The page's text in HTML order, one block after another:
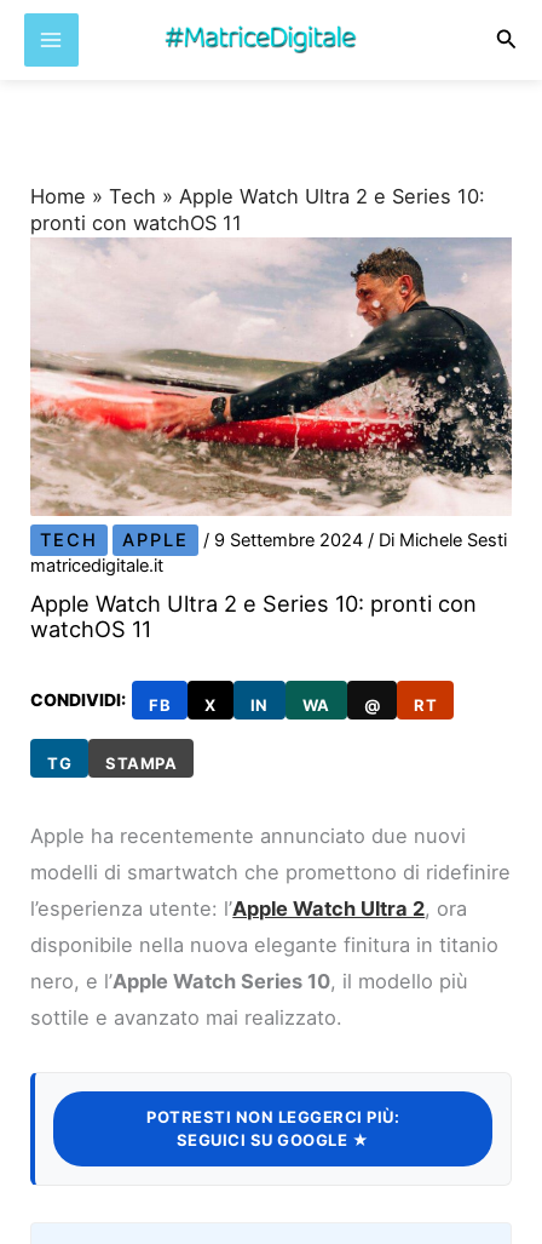
Home »Tech »Apple Watch Ultra 2 e Series 10:
pronti con watchOS 11
TECH APPLE / 9 Settembre 2024 / Di Michele Sesti
matricedigitale.it
Apple Watch Ultra 2 e Series 10: pronti con
watchOS 11
CONDIVIDI: FB X IN WA @ RT
TG STAMPA
Apple ha recentemente annunciato due nuovi
modelli di smartwatch che promettono di ridefinire
l’esperienza utente: l’Apple Watch Ultra 2, ora
disponibile nella nuova elegante finitura in titanio
nero, e l’Apple Watch Series 10, il modello più
sottile e avanzato mai realizzato.
POTRESTI NON LEGGERCI PIÙ:
SEGUICI SU GOOGLE ★